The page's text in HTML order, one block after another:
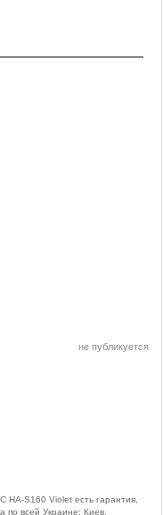
не публикуется
HA-S160 Violet есть гарантия,
по всей Украине: Киев,